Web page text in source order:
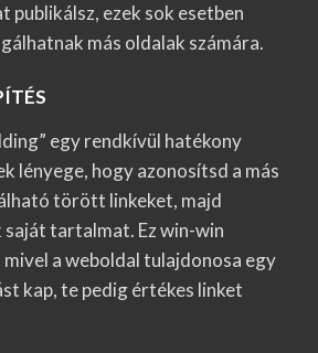
publikálsz, ezek sok esetben
más oldalak számára.
egy rendkívül hatékony
lényege, hogy azonosítsd a más
törött linkeket, majd
tartalmat. Ez win-win
a weboldal tulajdonosa egy
kap, te pedig értékes linket